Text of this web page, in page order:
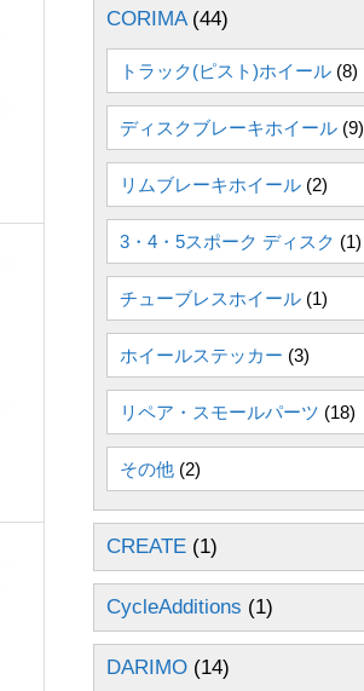
CORIMA(44)
トラック(ピスト)ホイール (8)
ディスクブレーキホイール (9)
リムブレーキホイール (2)
3・4・5スポーク ディスク (1)
チューブレスホイール (1)
ホイールステッカー (3)
リペア・スモールパーツ (18)
その他 (2)
CREATE (1)
CycleAdditions (1)
DARIMO (14)